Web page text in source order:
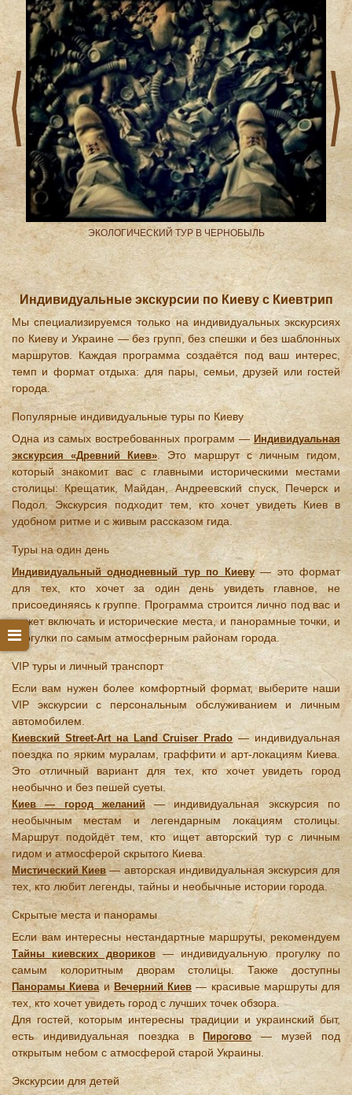
ЭКОЛОГИЧЕСКИЙ ТУР В ЧЕРНОБЫЛЬ
prev next
Индивидуальные экскурсии по Киеву с Киевтрип
Мы специализируемся только на индивидуальных экскурсиях
по Киеву и Украине — без групп, без спешки и без шаблонных
маршрутов. Каждая программа создаётся под ваш интерес,
темп и формат отдыха: для пары, семьи, друзей или гостей
города.
Популярные индивидуальные туры по Киеву
Одна из самых востребованных программ —Индивидуальная
экскурсия «Древний Киев» . Это маршрут с личным гидом,
который знакомит вас с главными историческими местами
столицы: Крещатик, Майдан, Андреевский спуск, Печерск и
Подол. Экскурсия подходит тем, кто хочет увидеть Киев в
удобном ритме и с живым рассказом гида.
Туры на один день
Индивидуальный однодневный тур по Киеву— это формат
для тех, кто хочет за один день увидеть главное, не
присоединяясь к группе. Программа строится лично под вас и
может включать и исторические места, и панорамные точки, и
прогулки по самым атмосферным районам города.
VIP туры и личный транспорт
Если вам нужен более комфортный формат, выберите наши
VIP экскурсии с персональным обслуживанием и личным
автомобилем.
Киевский Street-Art на Land Cruiser Prado — индивидуальная
поездка по ярким муралам, граффити и арт-локациям Киева.
Это отличный вариант для тех, кто хочет увидеть город
необычно и без пешей суеты.
Киев — город желаний— индивидуальная экскурсия по
необычным местам и легендарным локациям столицы.
Маршрут подойдёт тем, кто ищет авторский тур с личным
гидом и атмосферой скрытого Киева.
Мистический Киев— авторская индивидуальная экскурсия для
тех, кто любит легенды, тайны и необычные истории города.
Скрытые места и панорамы
Если вам интересны нестандартные маршруты, рекомендуем
Тайны киевских двориков— индивидуальную прогулку по
самым колоритным дворам столицы. Также доступны
Панорамы Киеваи Вечерний Киев — красивые маршруты для
тех, кто хочет увидеть город с лучших точек обзора.
Для гостей, которым интересны традиции и украинский быт,
есть индивидуальная поездка вПирогово— музей под
открытым небом с атмосферой старой Украины.
Экскурсии для детей